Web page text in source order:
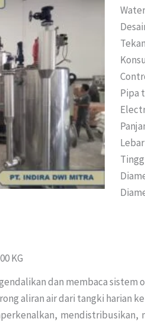
Pipa
KG
dan membaca sistem
aliran air dari tangki harian
mendistribusikan,